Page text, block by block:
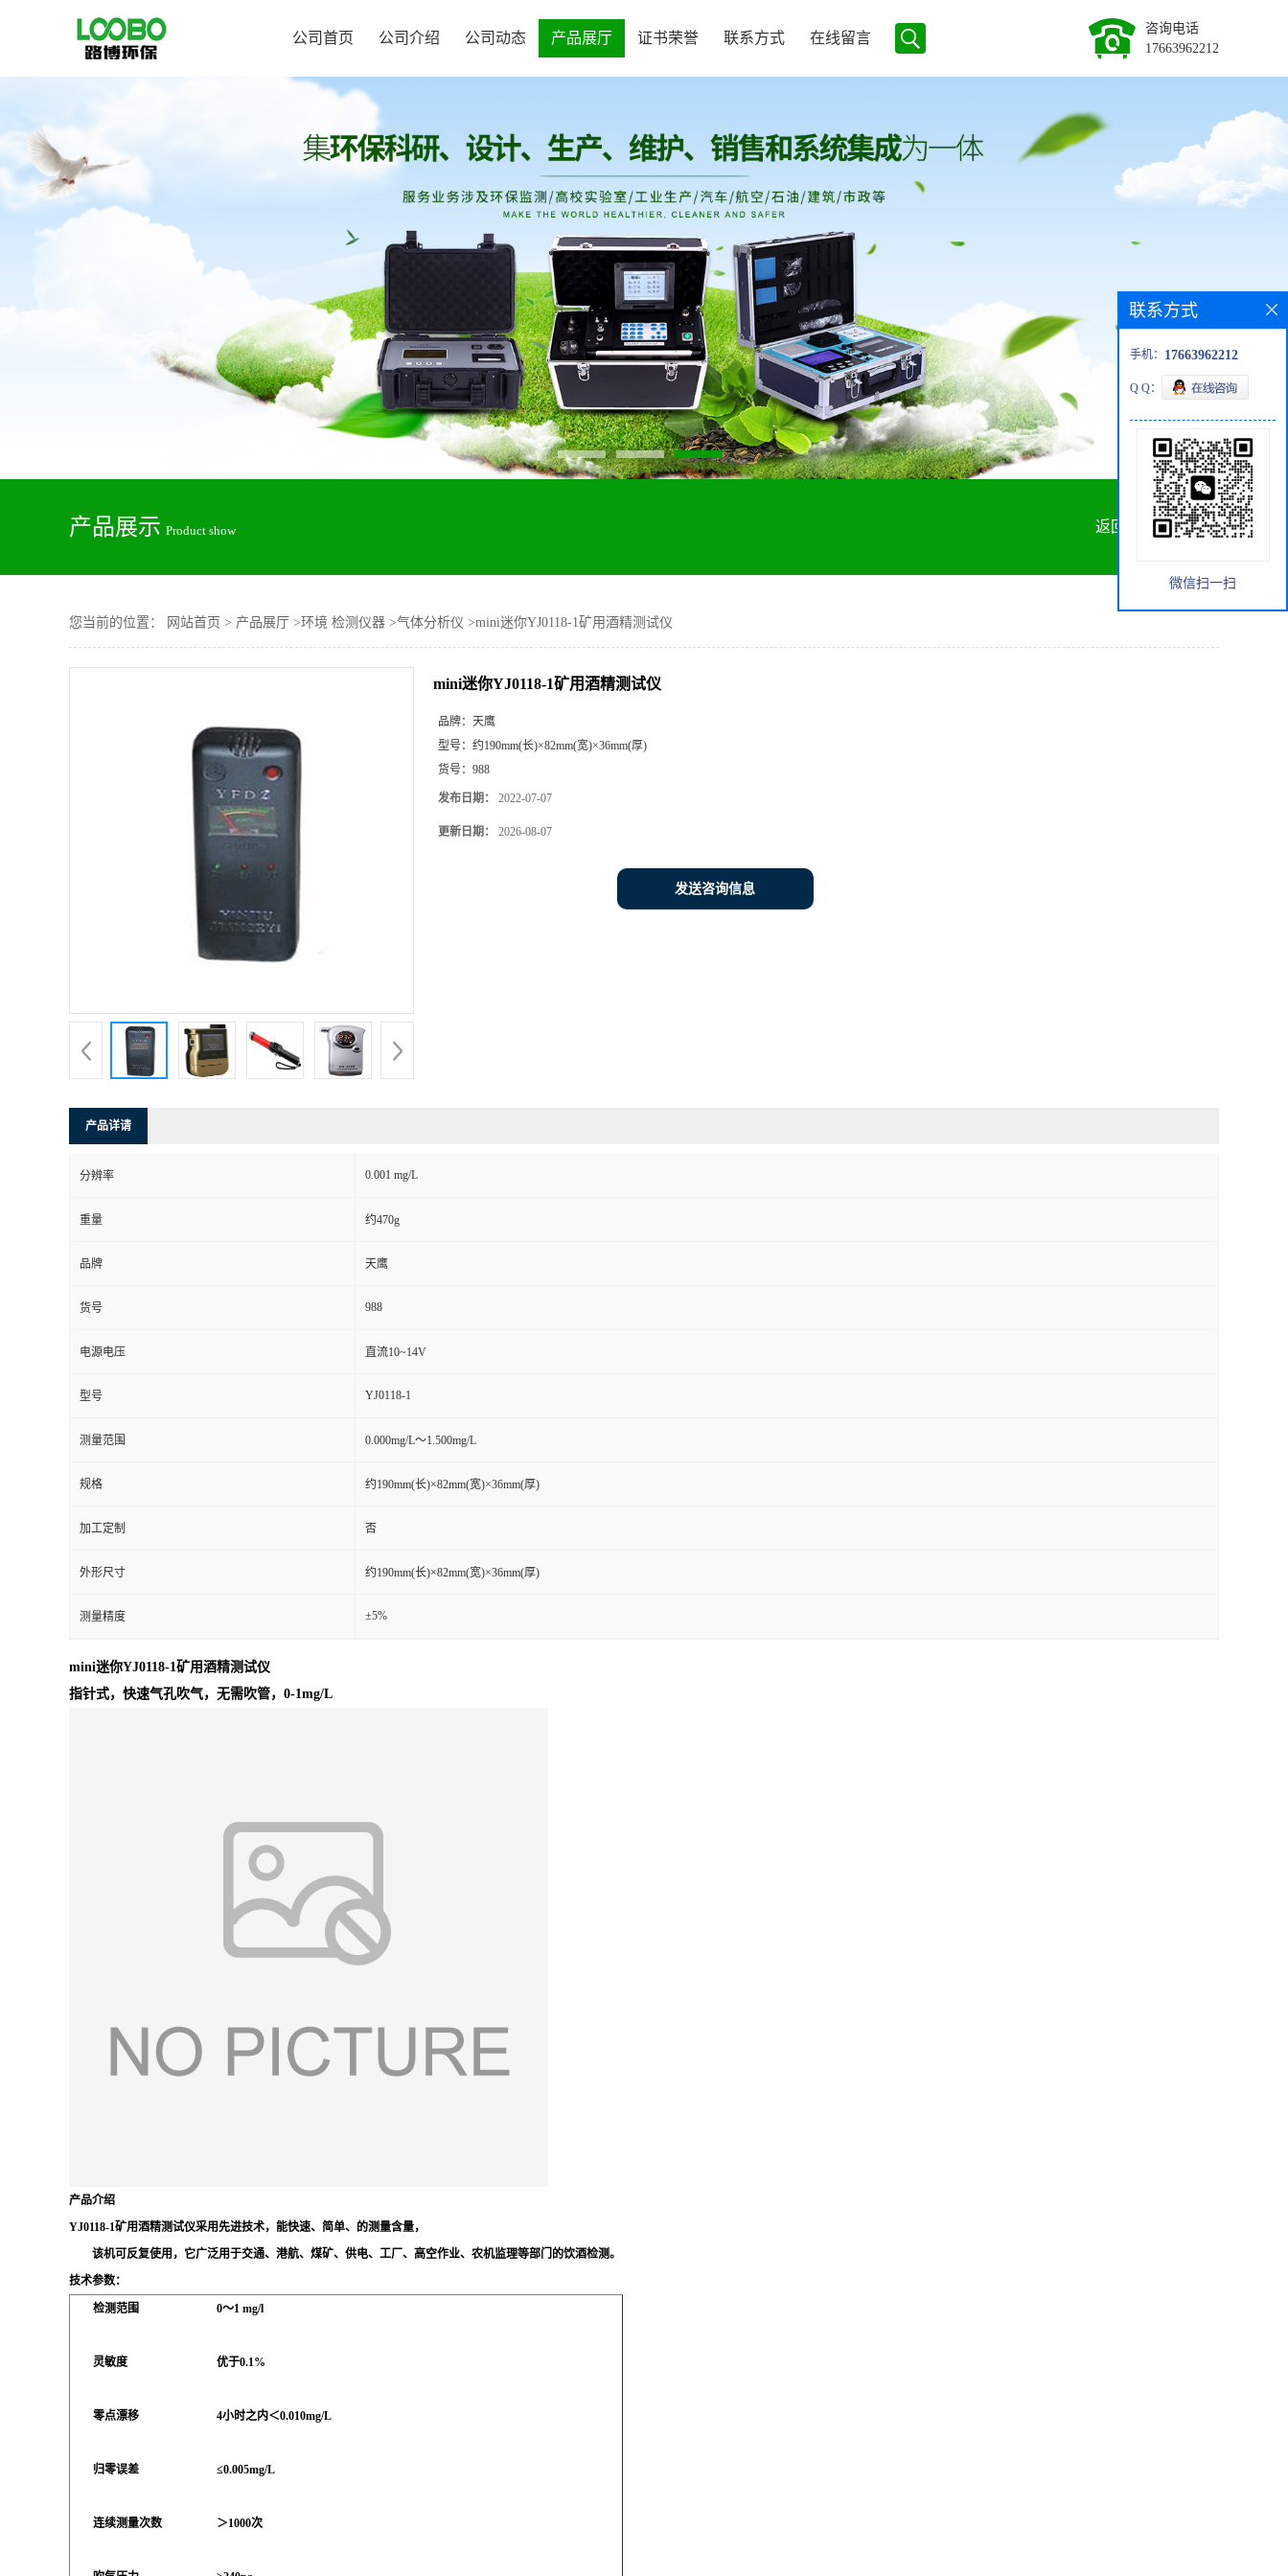
公司首页 公司介绍 公司动态 产品展厅 证书荣誉 联系方式 在线留言
咨询电话
17663962212
产品展示 Product show 返回首页
您当前的位置： 网站首页 > 产品展厅 >环境 检测仪器 >气体分析仪 >mini迷你YJ0118-1矿用酒精测试仪
mini迷你YJ0118-1矿用酒精测试仪
品牌： 天鹰
型号： 约190mm(长)×82mm(宽)×36mm(厚)
货号： 988
发布日期： 2022-07-07
更新日期： 2026-08-07
发送咨询信息
产品详请
分辨率 0.001 mg/L
重量 约470g
品牌 天鹰
货号 988
电源电压 直流10~14V
型号 YJ0118-1
测量范围 0.000mg/L～1.500mg/L
规格 约190mm(长)×82mm(宽)×36mm(厚)
加工定制 否
外形尺寸 约190mm(长)×82mm(宽)×36mm(厚)
测量精度 ±5%
mini迷你YJ0118-1矿用酒精测试仪
指针式，快速气孔吹气，无需吹管，0-1mg/L
产品介绍
YJ0118-1矿用酒精测试仪采用先进技术，能快速、简单、的测量含量，
该机可反复使用，它广泛用于交通、港航、煤矿、供电、工厂、高空作业、农机监理等部门的饮酒检测。
技术参数：
检测范围 0～1 mg/l
灵敏度 优于0.1%
零点漂移 4小时之内＜0.010mg/L
归零误差 ≤0.005mg/L
连续测量次数 ＞1000次
联系方式
手机： 17663962212
Q Q：
微信扫一扫